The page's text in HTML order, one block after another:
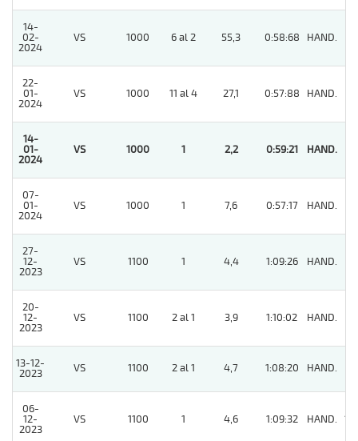
14-
02-
2024
VS 1000 6 al 2 55,3 0:58:68 HAND.
22-
01-
2024
VS 1000 11 al 4 27,1 0:57:88 HAND.
14-
01-
2024
VS 1000 1 2,2 0:59:21 HAND.
07-
01-
2024
VS 1000 1 7,6 0:57:17 HAND.
27-
12-
2023
VS 1100 1 4,4 1:09:26 HAND.
20-
12-
2023
VS 1100 2 al 1 3,9 1:10:02 HAND.
13-12-
2023
VS 1100 2 al 1 4,7 1:08:20 HAND.
06-
12-
2023
VS 1100 1 4,6 1:09:32 HAND. 12